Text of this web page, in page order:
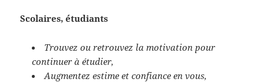
Scolaires, étudiants
Trouvez ou retrouvez la motivation pour
continuer à étudier,
Augmentez estime et confiance en vous,